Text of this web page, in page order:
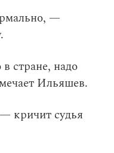
—
стране, надо
Ильяшев.
кричит судья